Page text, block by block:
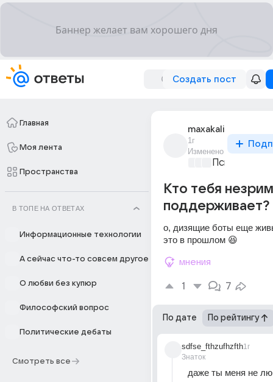
Создать пост
Главная
Моя лента
Пространства
В ТОПЕ НА ОТВЕТАХ
Информационные технологии
А сейчас что-то совсем другое
О любви без купюр
Философский вопрос
Политические дебаты
Смотреть все
maxakali
1г
Изменено
Психология
Кто тебя
поддерживает?
о, дизящие боты еще
это в прошлом 😆
мнения
1 7
По дате По рейтингу
sdfse_fthzufhzfth
Знаток
1г
даже ты меня не